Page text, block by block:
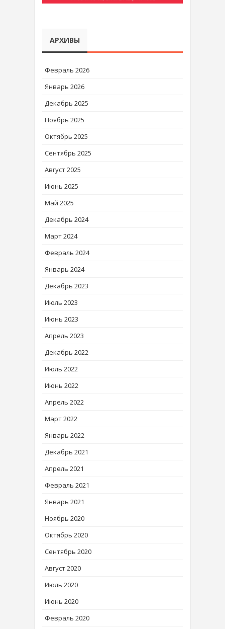
АРХИВЫ
Февраль 2026
Январь 2026
Декабрь 2025
Ноябрь 2025
Октябрь 2025
Сентябрь 2025
Август 2025
Июнь 2025
Май 2025
Декабрь 2024
Март 2024
Февраль 2024
Январь 2024
Декабрь 2023
Июль 2023
Июнь 2023
Апрель 2023
Декабрь 2022
Июль 2022
Июнь 2022
Апрель 2022
Март 2022
Январь 2022
Декабрь 2021
Апрель 2021
Февраль 2021
Январь 2021
Ноябрь 2020
Октябрь 2020
Сентябрь 2020
Август 2020
Июль 2020
Июнь 2020
Февраль 2020